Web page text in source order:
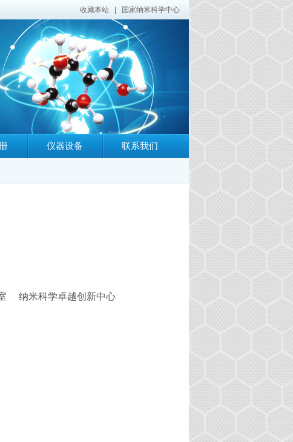
收藏本站 国家纳米科学中心
仪器设备 联系我们
纳米科学卓越创新中心